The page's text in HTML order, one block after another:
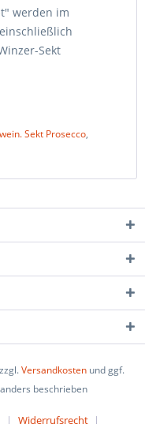
werden im
Sekt
Sekt Prosecco,
Versandkosten und ggf.
beschrieben
Widerrufsrecht